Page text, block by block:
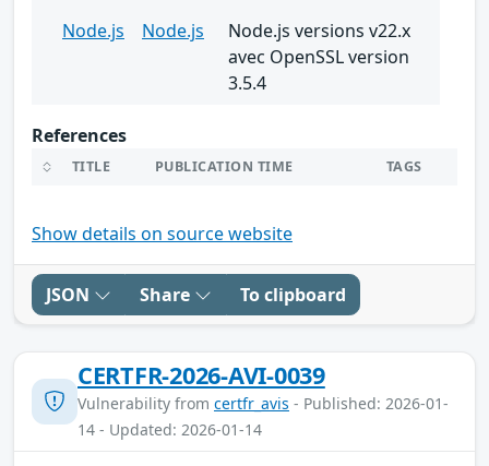
Node.js
Node.js
Node.js versions v22.x
avec OpenSSL version
3.5.4
References
TITLE PUBLICATION TIME TAGS
Show details on source website
JSON Share To clipboard
CERTFR-2026-AVI-0039
Vulnerability from certfr_avis - Published: 2026-01-
14 - Updated: 2026-01-14